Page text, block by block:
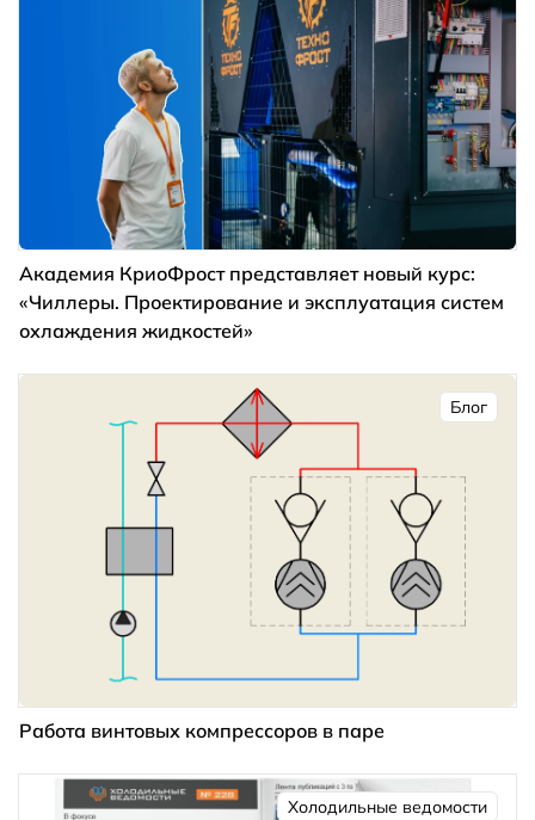
Академия КриоФрост представляет новый курс:
«Чиллеры. Проектирование и эксплуатация систем
охлаждения жидкостей»
Блог
Работа винтовых компрессоров в паре
Холодильные ведомости